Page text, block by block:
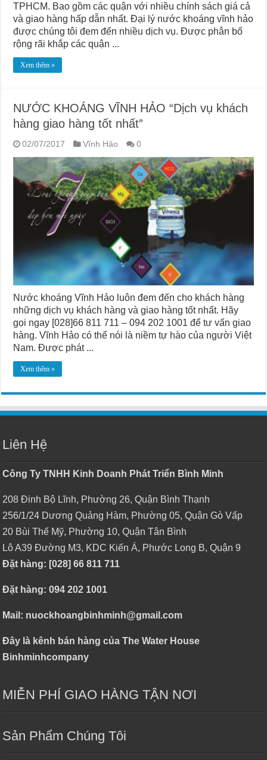
TPHCM. Bao gồm các quận với nhiều chính sách giá cả
và giao hàng hấp dẫn nhất. Đại lý nước khoáng vĩnh hảo
được chúng tôi đem đến nhiều dịch vụ. Được phân bố
rộng rãi khắp các quận ...
Xem thêm »
NƯỚC KHOÁNG VĨNH HẢO “Dịch vụ khách
hàng giao hàng tốt nhất”
02/07/2017 Vĩnh Hảo 0
Nước khoáng Vĩnh Hảo luôn đem đến cho khách hàng
những dịch vụ khách hàng và giao hàng tốt nhất. Hãy
gọi ngay [028]66 811 711 – 094 202 1001 để tư vấn giao
hàng. Vĩnh Hảo có thể nói là niềm tự hào của người Việt
Nam. Được phát ...
Xem thêm »
Liên Hệ
Công Ty TNHH Kinh Doanh Phát Triển Bình Minh
208 Đinh Bộ Lĩnh, Phường 26, Quận Bình Thạnh
256/1/24 Dương Quảng Hàm, Phường 05, Quận Gò Vấp
20 Bùi Thế Mỹ, Phường 10, Quận Tân Bình
Lô A39 Đường M3, KDC Kiến Á, Phước Long B, Quận 9
Đặt hàng: [028] 66 811 711
Đặt hàng: 094 202 1001
Mail: nuockhoangbinhminh@gmail.com
Đây là kênh bán hàng của The Water House
Binhminhcompany
MIỄN PHÍ GIAO HÀNG TẬN NƠI
Sản Phẩm Chúng Tôi